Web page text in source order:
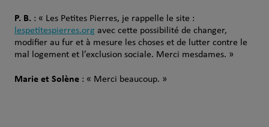
P. B. : « Les Petites Pierres, je rappelle le site :
lespetitespierres.org avec cette possibilité de changer,
modifier au fur et à mesure les choses et de lutter contre le
mal logement et l’exclusion sociale. Merci mesdames. »
Marie et Solène: « Merci beaucoup. »